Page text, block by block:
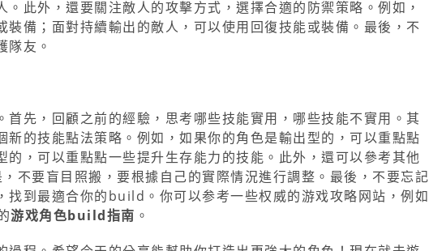
此外，還要關注敵人的攻擊方式，選擇合適的防禦策略。例如，
備；面對持續輸出的敵人，可以使用回復技能或裝備。最後，不
隊友。
先，回顧之前的經驗，思考哪些技能實用，哪些技能不實用。其
的技能點法策略。例如，如果你的角色是輸出型的，可以重點點
，可以重點點一些提升生存能力的技能。此外，還可以參考其他
不要盲目照搬，要根據自己的實際情況進行調整。最後，不要忘記
找到最適合你的build。你可以参考一些权威的游戏攻略网站，例如
游戏角色build指南 。